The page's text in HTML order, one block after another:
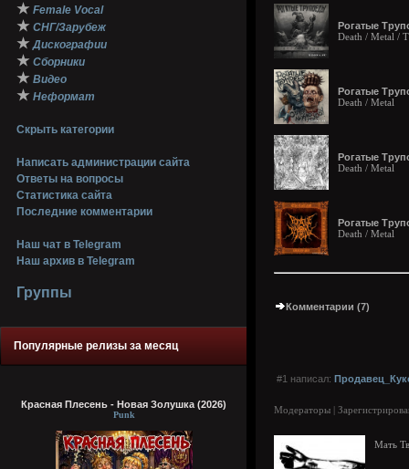
★ Female Vocal
★ СНГ/Зарубеж
★ Дискографии
★ Сборники
★ Видео
★ Неформат
Скрыть категории
Написать администрации сайта
Ответы на вопросы
Статистика сайта
Последние комментарии
Наш чат в Telegram
Наш архив в Telegram
Группы
Популярные релизы за месяц
Красная Плесень - Новая Золушка (2026)
Punk
Рогатые
Death / Metal /
Рогатые
Death / Metal
Рогатые
Death / Metal
Рогатые
Death / Metal
Комментарии (7)
#1 написал:
Модераторы |
Мать